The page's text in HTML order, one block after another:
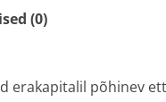
(0)
erakapitalil põhinev